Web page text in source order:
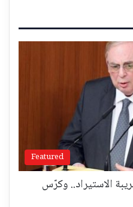
Featured
الاستيراد.. وكرّس